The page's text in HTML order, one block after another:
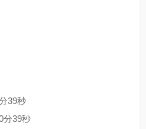
39秒
分39秒